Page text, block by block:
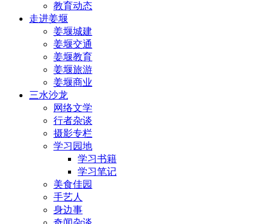
教育动态
走进姜堰
姜堰城建
姜堰交通
姜堰教育
姜堰旅游
姜堰商业
三水沙龙
网络文学
行者杂谈
摄影专栏
学习园地
学习书籍
学习笔记
美食佳园
手艺人
身边事